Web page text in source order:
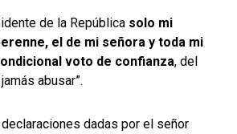
de la República solo mi
el de mi señora y toda mi
voto de confianza, del
abusar”.
dadas por el señor